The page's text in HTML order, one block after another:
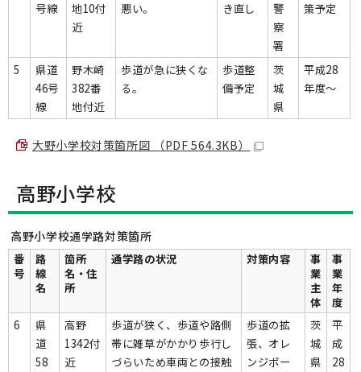
号線
地10付
近
悪い。
き直し
警
察
署
策予定
5
県道
46号
線
野木崎
382番
地付近
歩道が急に狭くな
る。
歩道整
備予定
茨
城
県
平成28
年度～
大野小学校対策箇所図 （PDF 564.3KB）
高野小学校
高野小学校通学路対策箇所
番
号
路
線
名
箇所
名・住
所
通学路の状況 対策内容
事
業
主
体
事
業
年
度
6
県
道
58
高野
1342付
近
歩道が狭く、歩道や路側
帯に雑草がかかり歩行し
づらいため車両との接触
歩道の拡
張、オレ
ンジポー
茨
城
県
平
成
28